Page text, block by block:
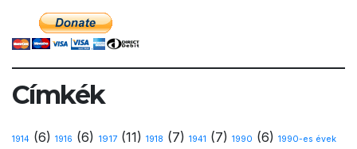
Címkék
1914 (6) 1916 (6) 1917 (11) 1918 (7) 1941 (7) 1990 (6) 1990-es évek